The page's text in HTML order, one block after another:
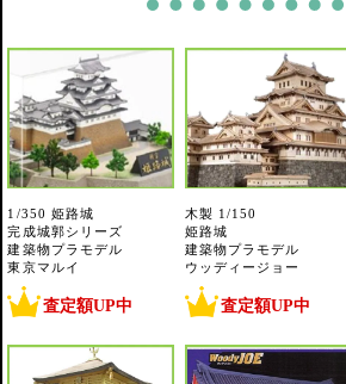
1/350 姫路城
完成城郭シリーズ
建築物プラモデル
東京マルイ
査定額UP中
木製 1/150
姫路城
建築物プラモデル
ウッディージョー
査定額UP中